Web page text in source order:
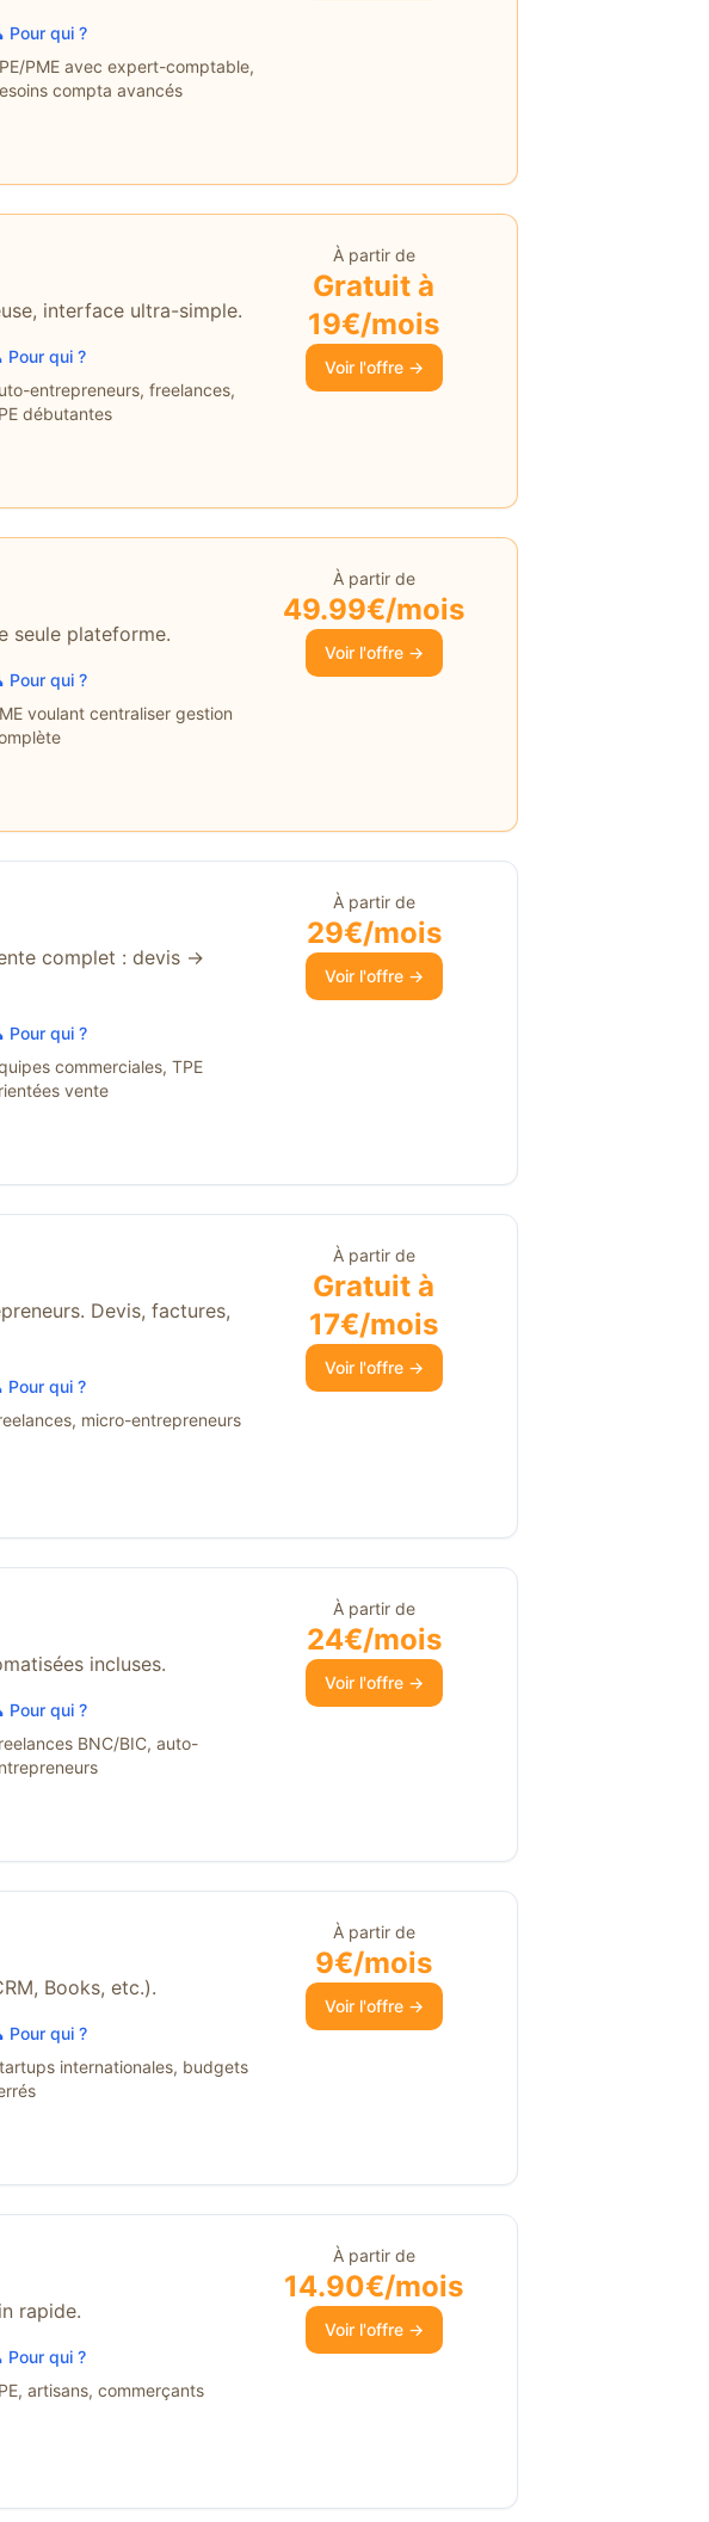
Pour qui ?
PME avec expert-comptable,
compta avancés
interface ultra-simple.
Pour qui ?
entrepreneurs, freelances,
débutantes
À partir de
Gratuit à
19€/mois
Voir l'offre →
seule plateforme.
Pour qui ?
voulant centraliser gestion
À partir de
49.99€/mois
Voir l'offre →
complet : devis →
Pour qui ?
commerciales, TPE
vente
À partir de
29€/mois
Voir l'offre →
Devis, factures,
Pour qui ?
micro-entrepreneurs
À partir de
Gratuit à
17€/mois
Voir l'offre →
incluses.
Pour qui ?
BNC/BIC, auto-
À partir de
24€/mois
Voir l'offre →
Books, etc.).
Pour qui ?
internationales, budgets
À partir de
9€/mois
Voir l'offre →
rapide.
Pour qui ?
artisans, commerçants
À partir de
14.90€/mois
Voir l'offre →